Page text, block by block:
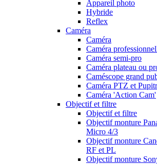
Appareil photo
Hybride
Reflex
Caméra
Caméra
Caméra
Caméra semi-pro
Caméra plateau ou
Caméscope grand
Caméra PTZ et
Caméra 'Action Cam'
Objectif et filtre
Objectif et filtre
Objectif monture
Micro 4/3
Objectif monture
RF et PL
Objectif monture